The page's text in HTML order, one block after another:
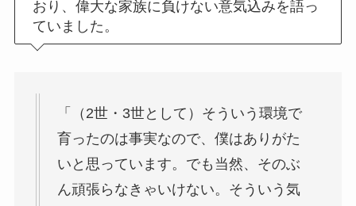
おり、偉大な家族に負けない意気込みを語っ
ていました。
「（2世・3世として）そういう環境で
育ったのは事実なので、僕はありがた
いと思っています。でも当然、そのぶ
ん頑張らなきゃいけない。そういう気